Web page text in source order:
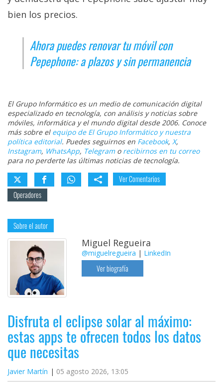
bien los precios.
Ahora puedes renovar tu móvil con
Pepephone: a plazos y sin permanencia
El Grupo Informático es un medio de comunicación digital
especializado en tecnología, con análisis y noticias sobre
móviles, informática y el mundo digital desde 2006. Conoce
más sobre el equipo de El Grupo Informático y nuestra
política editorial. Puedes seguirnos en Facebook, X,
Instagram, WhatsApp, Telegramo recibirnos en tu correo
para no perderte las últimas noticias de tecnología.
Ver Comentarios
Operadores
Sobre el autor
Miguel Regueira
@miguelregueira | LinkedIn
Ver biografía
Disfruta el eclipse solar al máximo:
estas apps te ofrecen todos los datos
que necesitas
Javier Martín 05 agosto 2026, 13:05